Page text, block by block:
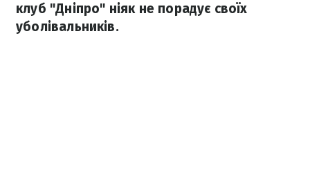
клуб "Дніпро" ніяк не порадує своїх
уболівальників.